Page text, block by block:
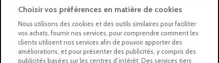
Tests & Produits
Stages
Évènements
Les magasins Géants
Choisir vos préférences en matière de cookies
Nous utilisons des cookies et des outils similaires pour faciliter
vos achats, fournir nos services, pour comprendre comment les
clients utilisent nos services afin de pouvoir apporter des
améliorations, et pour présenter des publicités, y compris des
publicités basées sur les centres d’intérêt. Des services tiers